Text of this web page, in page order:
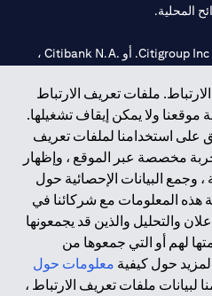
ملفات تعريف الارتباط
موقعنا ولا يمكن إيقاف تشغيلها.
على استخدامنا لملفات تعريف
مخصصة عبر الموقع ، وإظهار
وجمع البيانات الإحصائية حول
هذه المعلومات مع شركائنا في
والتحليل والذين قد يجمعونها
لهم أو التي جمعوها من
حول كيفية معلومات حول
لبيانات ملفات تعريف الارتباط ،
المحلية.
سيتي بنك هي علامة خدمة لشركة Citigroup Inc. أو .Citibank N.A ،
لدى مصرف الإمارات المركزي تحت
أرقام التراخيص 202563 لفرع الوصل في دبي، 531989 لفرع مول
المتحدة مرخص من مصرف
كفرع لبنك أجنبي.
مرخص من هيئة الأوراق المالية
والسلع في الإمارات العربية المتحدة ("SCA") للقيام بالنشاط المالي لـ أ)
بموجب ترخيص رقم
تداول في الأسواق الدولية بموجب ترخيص